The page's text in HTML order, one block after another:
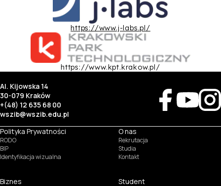
https://www.j-labs.pl/
https://www.kpt.krakow.pl/
Al. Kijowska 14
30-079 Kraków
+(48) 12 635 68 00
wszib@wszib.edu.pl
Polityka Prywatności
RODO
BIP
Identyfikacja wizualna
O nas
Rekrutacja
Studia
Kontakt
Biznes Student